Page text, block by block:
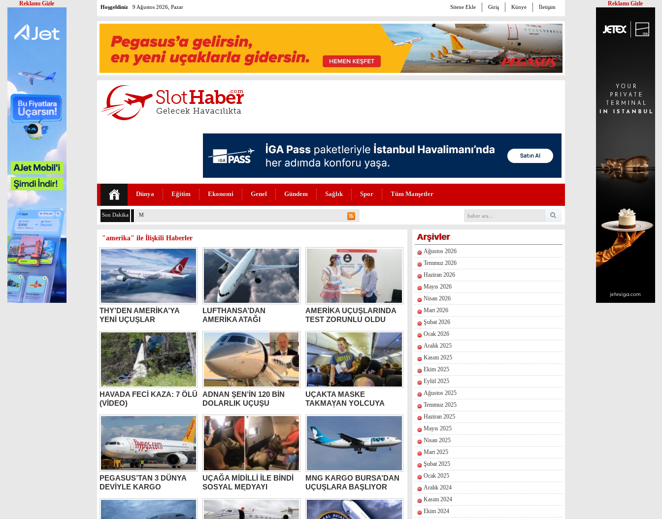
Hoşgeldiniz 9 Ağustos 2026, Pazar Sitene Ekle Giriş Künye İletişim
Dünya Eğitim Ekonomi Genel Gündem Sağlık Spor Tüm Manşetler
Son Dakika MURAT ÜLKER’DEN THY’NİN DÖNÜŞÜM HİKAYESİNE ÖVGÜ
"amerika" ile İlişkili Haberler
THY’DEN AMERİKA’YA
YENİ UÇUŞLAR
LUFTHANSA’DAN
AMERİKA ATAĞI
AMERİKA UÇUŞLARINDA
TEST ZORUNLU OLDU
HAVADA FECİ KAZA: 7 ÖLÜ
(VİDEO)
ADNAN ŞEN’İN 120 BİN
DOLARLIK UÇUŞU
UÇAKTA MASKE
TAKMAYAN YOLCUYA
PEGASUS’TAN 3 DÜNYA
DEVİYLE KARGO
UÇAĞA MİDİLLİ İLE BİNDİ
SOSYAL MEDYAYI
MNG KARGO BURSA’DAN
UÇUŞLARA BAŞLIYOR
Arşivler
Ağustos 2026
Temmuz 2026
Haziran 2026
Mayıs 2026
Nisan 2026
Mart 2026
Şubat 2026
Ocak 2026
Aralık 2025
Kasım 2025
Ekim 2025
Eylül 2025
Ağustos 2025
Temmuz 2025
Haziran 2025
Mayıs 2025
Nisan 2025
Mart 2025
Şubat 2025
Ocak 2025
Aralık 2024
Kasım 2024
Ekim 2024
Reklamı Gizle
Reklamı Gizle